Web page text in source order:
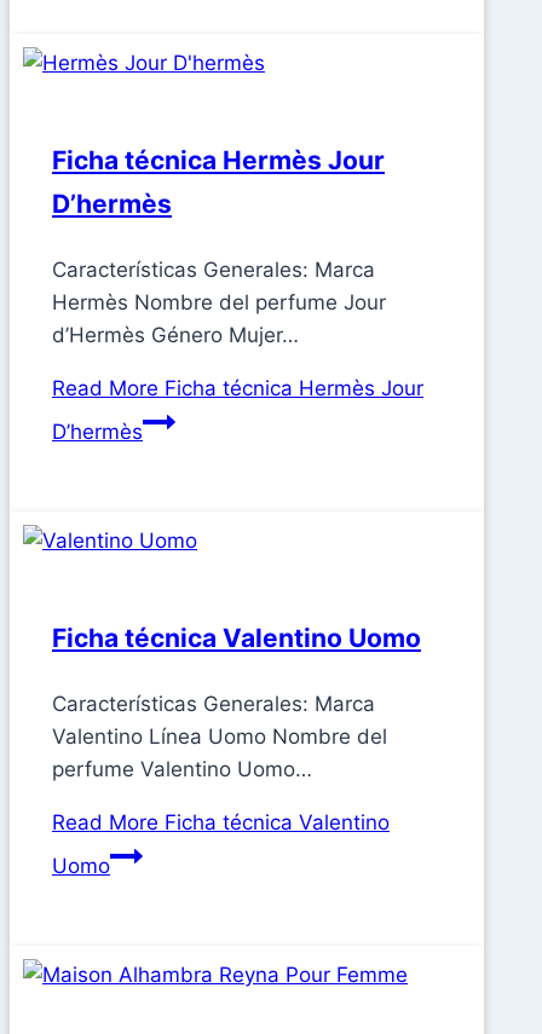
Ficha técnica Hermès Jour
D’hermès
Características Generales: Marca
Hermès Nombre del perfume Jour
d’Hermès Género Mujer…
Read More Ficha técnica Hermès Jour
D’hermès
Ficha técnica Valentino Uomo
Características Generales: Marca
Valentino Línea Uomo Nombre del
perfume Valentino Uomo…
Read More Ficha técnica Valentino
Uomo